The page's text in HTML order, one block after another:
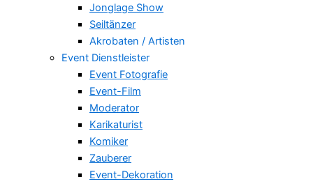
Jonglage Show
Seiltänzer
Akrobaten / Artisten
Event Dienstleister
Event Fotografie
Event-Film
Moderator
Karikaturist
Komiker
Zauberer
Event-Dekoration